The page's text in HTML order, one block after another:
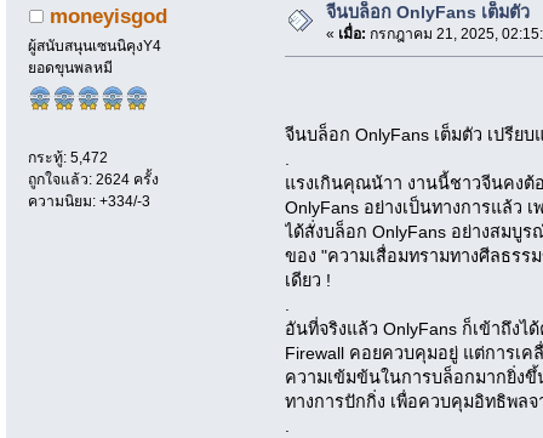
moneyisgod
ผู้สนับสนุนเซนนิคุงY4
ยอดขุนพลหมี
กระทู้: 5,472
ถูกใจแล้ว: 2624 ครั้ง
ความนิยม: +334/-3
จีนบล็อก OnlyFans เต็มตัว
« เมื่อ: กรกฎาคม 21, 2025,
จีนบล็อก OnlyFans เต็มตัว เปรีย
แรงเกินคุณน้าา งานนี้ชาวจีนคงต้
OnlyFans อย่างเป็นทางการแล้ว
ได้สั่งบล็อก OnlyFans อย่างสม
ของ "ความเสื่อมทรามทางศีลธร
เดียว !
อันที่จริงแล้ว OnlyFans ก็เข้าถึงไ
Firewall คอยควบคุมอยู่ แต่การเ
ความเข้มข้นในการบล็อกมากยิ่ง
ทางการปักกิ่ง เพื่อควบคุมอิทธิพล